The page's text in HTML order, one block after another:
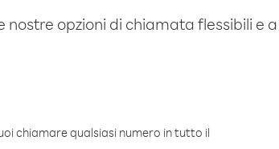
opzioni di chiamata flessibili e a
chiamare qualsiasi numero in tutto il